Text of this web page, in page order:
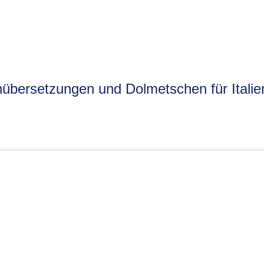
und Dolmetschen für